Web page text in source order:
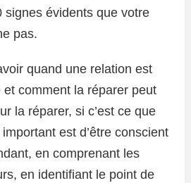
signes évidents que votre
pas.
quand une relation est
comment la réparer peut
la réparer, si c’est ce que
est d’être conscient
en comprenant les
en identifiant le point de